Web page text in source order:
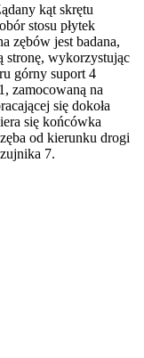
kąt skrętu
stosu płytek
zębów jest badana,
stronę, wykorzystując
górny suport 4
zamocowaną na
się dokoła
się końcówka
od kierunku drogi
7.